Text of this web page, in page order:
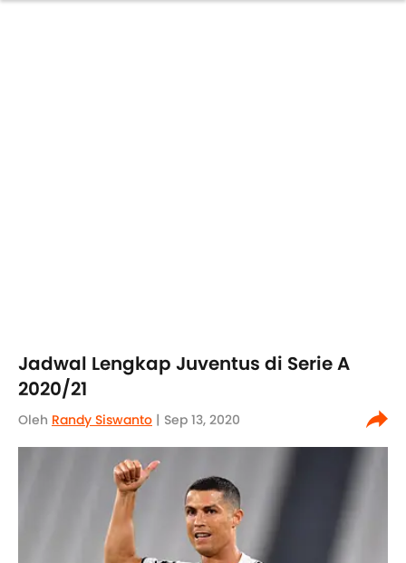
Jadwal Lengkap Juventus di Serie A
2020/21
Oleh Randy Siswanto | Sep 13, 2020